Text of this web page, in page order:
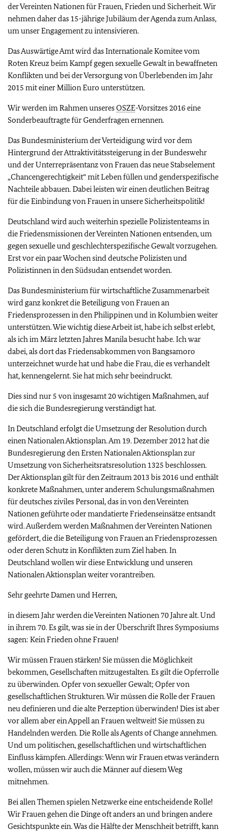
der Vereinten Nationen für Frauen, Frieden und Sicherheit. Wir
nehmen daher das 15-jährige Jubiläum der Agenda zum Anlass,
um unser Engagement zu intensivieren.
Das Auswärtige Amt wird das Internationale Komitee vom
Roten Kreuz beim Kampf gegen sexuelle Gewalt in bewaffneten
Konflikten und bei der Versorgung von Überlebenden im Jahr
2015 mit einer Million Euro unterstützen.
Wir werden im Rahmen unseresOSZE-Vorsitzes 2016 eine
Sonderbeauftragte für Genderfragen ernennen.
Das Bundesministerium der Verteidigung wird vor dem
Hintergrund der Attraktivitätssteigerung in der Bundeswehr
und der Unterrepräsentanz von Frauen das neue Stabselement
„Chancengerechtigkeit“ mit Leben füllen und genderspezifische
Nachteile abbauen. Dabei leisten wir einen deutlichen Beitrag
für die Einbindung von Frauen in unsere Sicherheitspolitik!
Deutschland wird auch weiterhin spezielle Polizistenteams in
die Friedensmissionen der Vereinten Nationen entsenden, um
gegen sexuelle und geschlechterspezifische Gewalt vorzugehen.
Erst vor ein paar Wochen sind deutsche Polizisten und
Polizistinnen in den Südsudan entsendet worden.
Das Bundesministerium für wirtschaftliche Zusammenarbeit
wird ganz konkret die Beteiligung von Frauen an
Friedensprozessen in den Philippinen und in Kolumbien weiter
unterstützen. Wie wichtig diese Arbeit ist, habe ich selbst erlebt,
als ich im März letzten Jahres Manila besucht habe. Ich war
dabei, als dort das Friedensabkommen von Bangsamoro
unterzeichnet wurde hat und habe die Frau, die es verhandelt
hat, kennengelernt. Sie hat mich sehr beeindruckt.
Dies sind nur 5 von insgesamt 20 wichtigen Maßnahmen, auf
die sich die Bundesregierung verständigt hat.
In Deutschland erfolgt die Umsetzung der Resolution durch
einen Nationalen Aktionsplan. Am 19. Dezember 2012 hat die
Bundesregierung den Ersten Nationalen Aktionsplan zur
Umsetzung von Sicherheitsratsresolution 1325 beschlossen.
Der Aktionsplan gilt für den Zeitraum 2013 bis 2016 und enthält
konkrete Maßnahmen, unter anderem Schulungsmaßnahmen
für deutsches ziviles Personal, das in von den Vereinten
Nationen geführte oder mandatierte Friedenseinsätze entsandt
wird. Außerdem werden Maßnahmen der Vereinten Nationen
gefördert, die die Beteiligung von Frauen an Friedensprozessen
oder deren Schutz in Konflikten zum Ziel haben. In
Deutschland wollen wir diese Entwicklung und unseren
Nationalen Aktionsplan weiter vorantreiben.
Sehr geehrte Damen und Herren,
in diesem Jahr werden die Vereinten Nationen 70 Jahre alt. Und
in ihrem 70. Es gilt, was sie in der Überschrift Ihres Symposiums
sagen: Kein Frieden ohne Frauen!
Wir müssen Frauen stärken! Sie müssen die Möglichkeit
bekommen, Gesellschaften mitzugestalten. Es gilt die Opferrolle
zu überwinden. Opfer von sexueller Gewalt; Opfer von
gesellschaftlichen Strukturen. Wir müssen die Rolle der Frauen
neu definieren und die alte Perzeption überwinden! Dies ist aber
vor allem aber ein Appell an Frauen weltweit! Sie müssen zu
Handelnden werden. Die Rolle als Agents of Change annehmen.
Und um politischen, gesellschaftlichen und wirtschaftlichen
Einfluss kämpfen. Allerdings: Wenn wir Frauen etwas verändern
wollen, müssen wir auch die Männer auf diesem Weg
mitnehmen.
Bei allen Themen spielen Netzwerke eine entscheidende Rolle!
Wir Frauen gehen die Dinge oft anders an und bringen andere
Gesichtspunkte ein. Was die Hälfte der Menschheit betrifft, kann